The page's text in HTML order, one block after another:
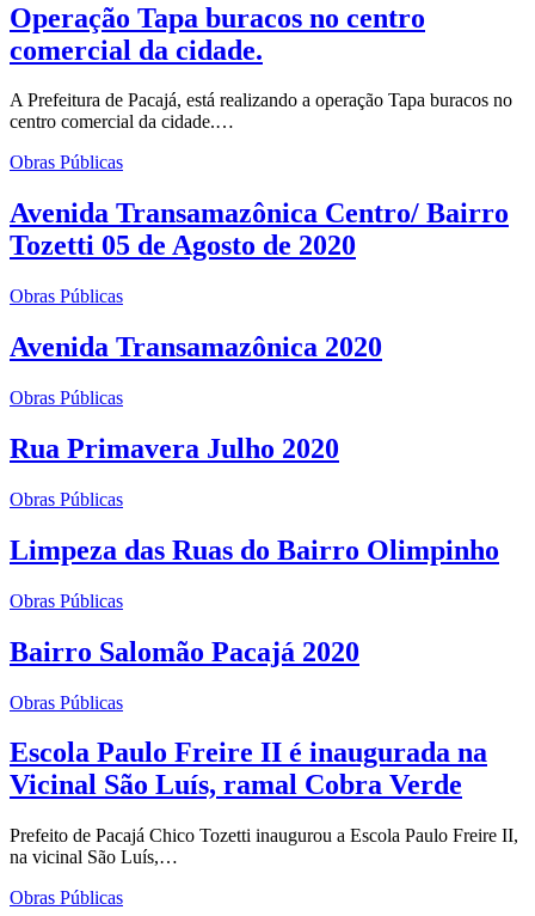
Operação Tapa buracos no centro
comercial da cidade.
A Prefeitura de Pacajá, está realizando a operação Tapa buracos no
centro comercial da cidade.…
Obras Públicas
Avenida Transamazônica Centro/ Bairro
Tozetti 05 de Agosto de 2020
Obras Públicas
Avenida Transamazônica 2020
Obras Públicas
Rua Primavera Julho 2020
Obras Públicas
Limpeza das Ruas do Bairro Olimpinho
Obras Públicas
Bairro Salomão Pacajá 2020
Obras Públicas
Escola Paulo Freire II é inaugurada na
Vicinal São Luís, ramal Cobra Verde
Prefeito de Pacajá Chico Tozetti inaugurou a Escola Paulo Freire II,
na vicinal São Luís,…
Obras Públicas